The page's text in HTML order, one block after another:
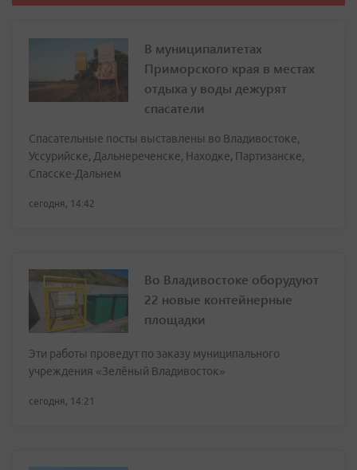
В муниципалитетах
Приморского края в местах
отдыха у воды дежурят
спасатели
Спасательные посты выставлены во Владивостоке,
Уссурийске, Дальнереченске, Находке, Партизанске,
Спасске-Дальнем
сегодня, 14:42
Во Владивостоке оборудуют
22 новые контейнерные
площадки
Эти работы проведут по заказу муниципального
учреждения «Зелёный Владивосток»
сегодня, 14:21